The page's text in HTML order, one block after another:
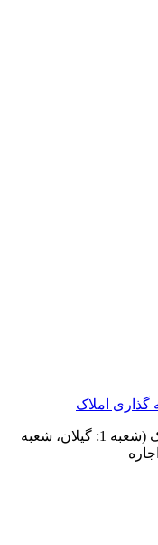
کاسپی لند برند معتبر سرمایه گذاری املاک (شعبه 1: گیلان، شعبه